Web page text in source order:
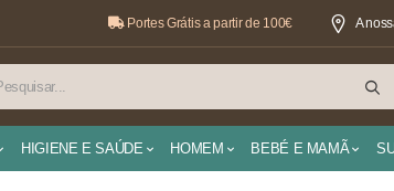
Portes Grátis a partir de 100€ A
HIGIENE E SAÚDE HOMEM BEBÉ E MAMÃ